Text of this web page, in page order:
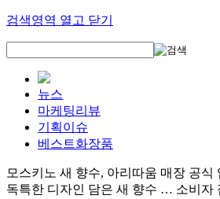
검색영역 열고 닫기
뉴스
마케팅리뷰
기획이슈
베스트화장품
모스키노 새 향수, 아리따움 매장 공식
독특한 디자인 담은 새 향수 … 소비자